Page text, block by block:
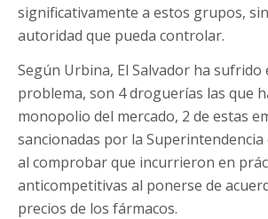
significativamente a estos grupos,
autoridad que pueda controlar.
Según Urbina, El Salvador ha sufrido
problema, son 4 droguerías las que
monopolio del mercado, 2 de estas
sancionadas por la Superintendencia
al comprobar que incurrieron en
anticompetitivas al ponerse de
precios de los fármacos.